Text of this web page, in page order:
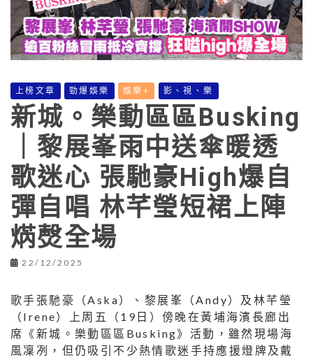
上榜文章 勁爆娛樂 娛樂+ 影、視、樂
新城。樂動區區Busking
｜黎展峯雨中送傘暖透
歌迷心 張馳豪High爆自
彈自唱 林芊瑩短裙上陣
焫㷫全場
22/12/2025
歌手張馳豪（Aska）、黎展峯（Andy）及林芊瑩
（Irene）上周五（19日）傍晚在黃埔海濱長廊出
席《新城。樂動區區Busking》活動，雖然現場海
風凜冽，但仍吸引不少熱情歌迷手持應援燈牌及戴